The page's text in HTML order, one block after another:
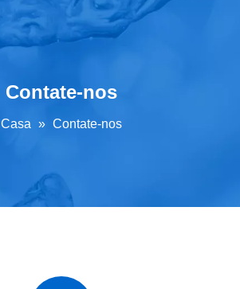
Español
Contate-nos
Casa » Contate-nos